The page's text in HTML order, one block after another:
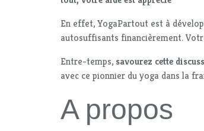
En effet, YogaPartout est à
autosuffisants financièrement.
Entre-temps, savourez cette
avec ce pionnier du yoga dans la
A propos